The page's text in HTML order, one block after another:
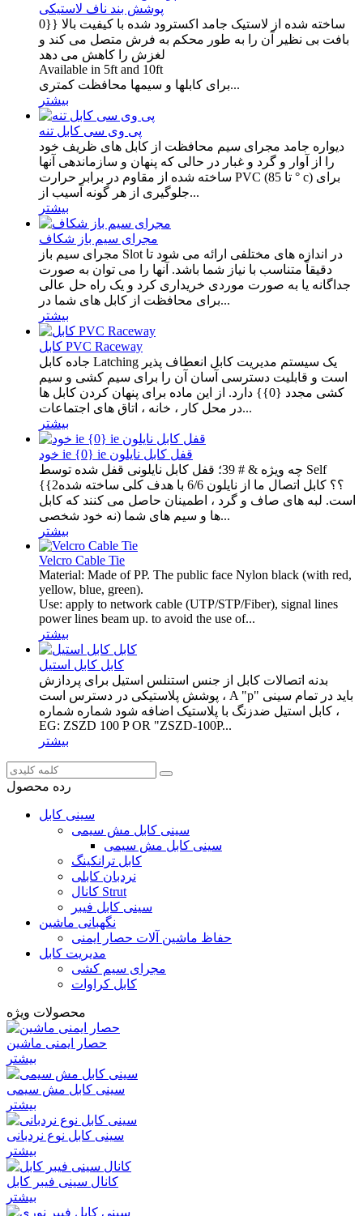
پوشش بند ناف لاستیکی
ساخته شده از لاستیک جامد اکسترود شده با کیفیت بالا {{0
بافت بی نظیر آن را به طور محکم به فرش متصل می کند و
لغزش را کاهش می دهد
Available in 5ft and 10ft
برای کابلها و سیمها محافظت کمتری...
بیشتر
پی وی سی کابل تنه
دیواره جامد مجرای سیم محافظت از کابل های ظریف خود
را از آوار و گرد و غبار در حالی که پنهان و سازماندهی آنها
ساخته شده از مقاوم در برابر حرارت PVC (تا 85 ° c) برای
جلوگیری از هر گونه آسیب از...
بیشتر
مجرای سیم باز شکاف
مجرای سیم باز Slot در اندازه های مختلفی ارائه می شود تا
دقیقاً متناسب با نیاز شما باشد. آنها را می توان به صورت
جداگانه یا به صورت موردی خریداری کرد و یک راه حل عالی
برای محافظت از کابل های شما در...
بیشتر
کابل PVC Raceway
جاده کابل Latching یک سیستم مدیریت کابل انعطاف پذیر
است و قابلیت دسترسی آسان آن را برای سیم کشی و سیم
کشی مجدد {0}} دارد. از این ماده برای پنهان کردن کابل ها
در محل کار ، خانه ، اتاق های اجتماعات...
بیشتر
خود ie {0} ie قفل کابل نایلون
چه ویژه & # 39؛ قفل کابل نایلونی قفل شده توسط Self
{{2؟؟ کابل اتصال ما از نایلون 6/6 با هدف کلی ساخته شده
است. لبه های صاف و گرد ، اطمینان حاصل می کنند که کابل
ها و سیم های شما (نه خود شخصی...
بیشتر
Velcro Cable Tie
Material: Made of PP. The public face Nylon black (with red,
yellow, blue, green).
Use: apply to network cable (UTP/STP/Fiber), signal lines
power lines beam up. to avoid the use of...
بیشتر
کابل کابل استیل
بدنه اتصالات کابل از جنس استنلس استیل برای پردازش
پوشش پلاستیکی در دسترس است ، A "p" باید در تمام سینی
کابل استیل ضدزنگ با پلاستیک اضافه شود شماره شماره ،
EG: ZSZD 100 P OR "ZSZD-100P...
بیشتر
رده محصول
سینی کابل
سینی کابل مش سیمی
سینی کابل مش سیمی
کابل ترانکینگ
نردبان کابلی
کانال Strut
سینی کابل فیبر
نگهبانی ماشین
حفاظ ماشین آلات حصار ایمنی
مدیریت کابل
مجرای سیم کشی
کابل کراوات
محصولات ویژه
حصار ایمنی ماشین
بیشتر
سینی کابل مش سیمی
بیشتر
سینی کابل نوع نردبانی
بیشتر
کانال سینی فیبر کابل
بیشتر